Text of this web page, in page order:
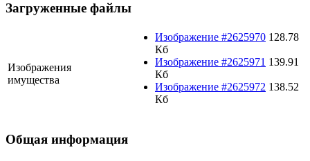
Загруженные файлы
Изображения
имущества
Изображение #2625970 128.78
Кб
Изображение #2625971 139.91
Кб
Изображение #2625972 138.52
Кб
Общая информация